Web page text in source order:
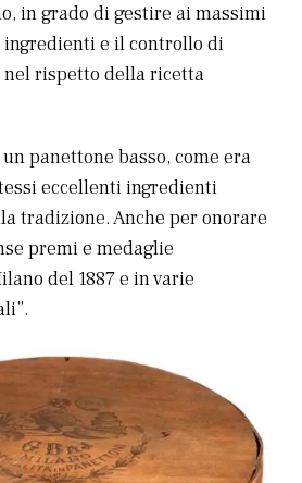
in grado di gestire ai massimi
e il controllo di
rispetto della ricetta
panettone basso, come era
eccellenti ingredienti
tradizione. Anche per onorare
premi e medaglie
del 1887 e in varie